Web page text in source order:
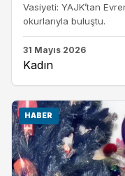
Vasiyeti: YAJK’tan
okurlarıyla buluştu.
31 Mayıs 2026
Kadın
HABER